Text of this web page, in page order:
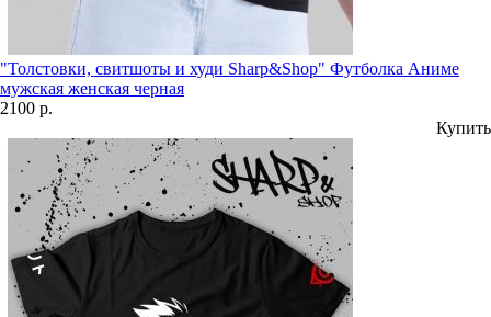
"Толстовки, свитшоты и худи Sharp&Shop" Футболка Аниме
мужская женская черная
2100 р.
Купить